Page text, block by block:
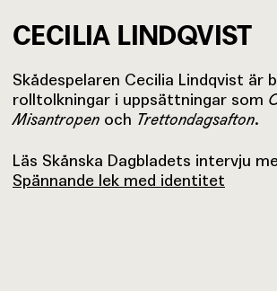
CECILIA LINDQVIST
Skådespelaren Cecilia Lindqvist
rolltolkningar i uppsättningar som
Misantropen och Trettondagsafton.
Läs Skånska Dagbladets intervju
Spännande lek med identitet